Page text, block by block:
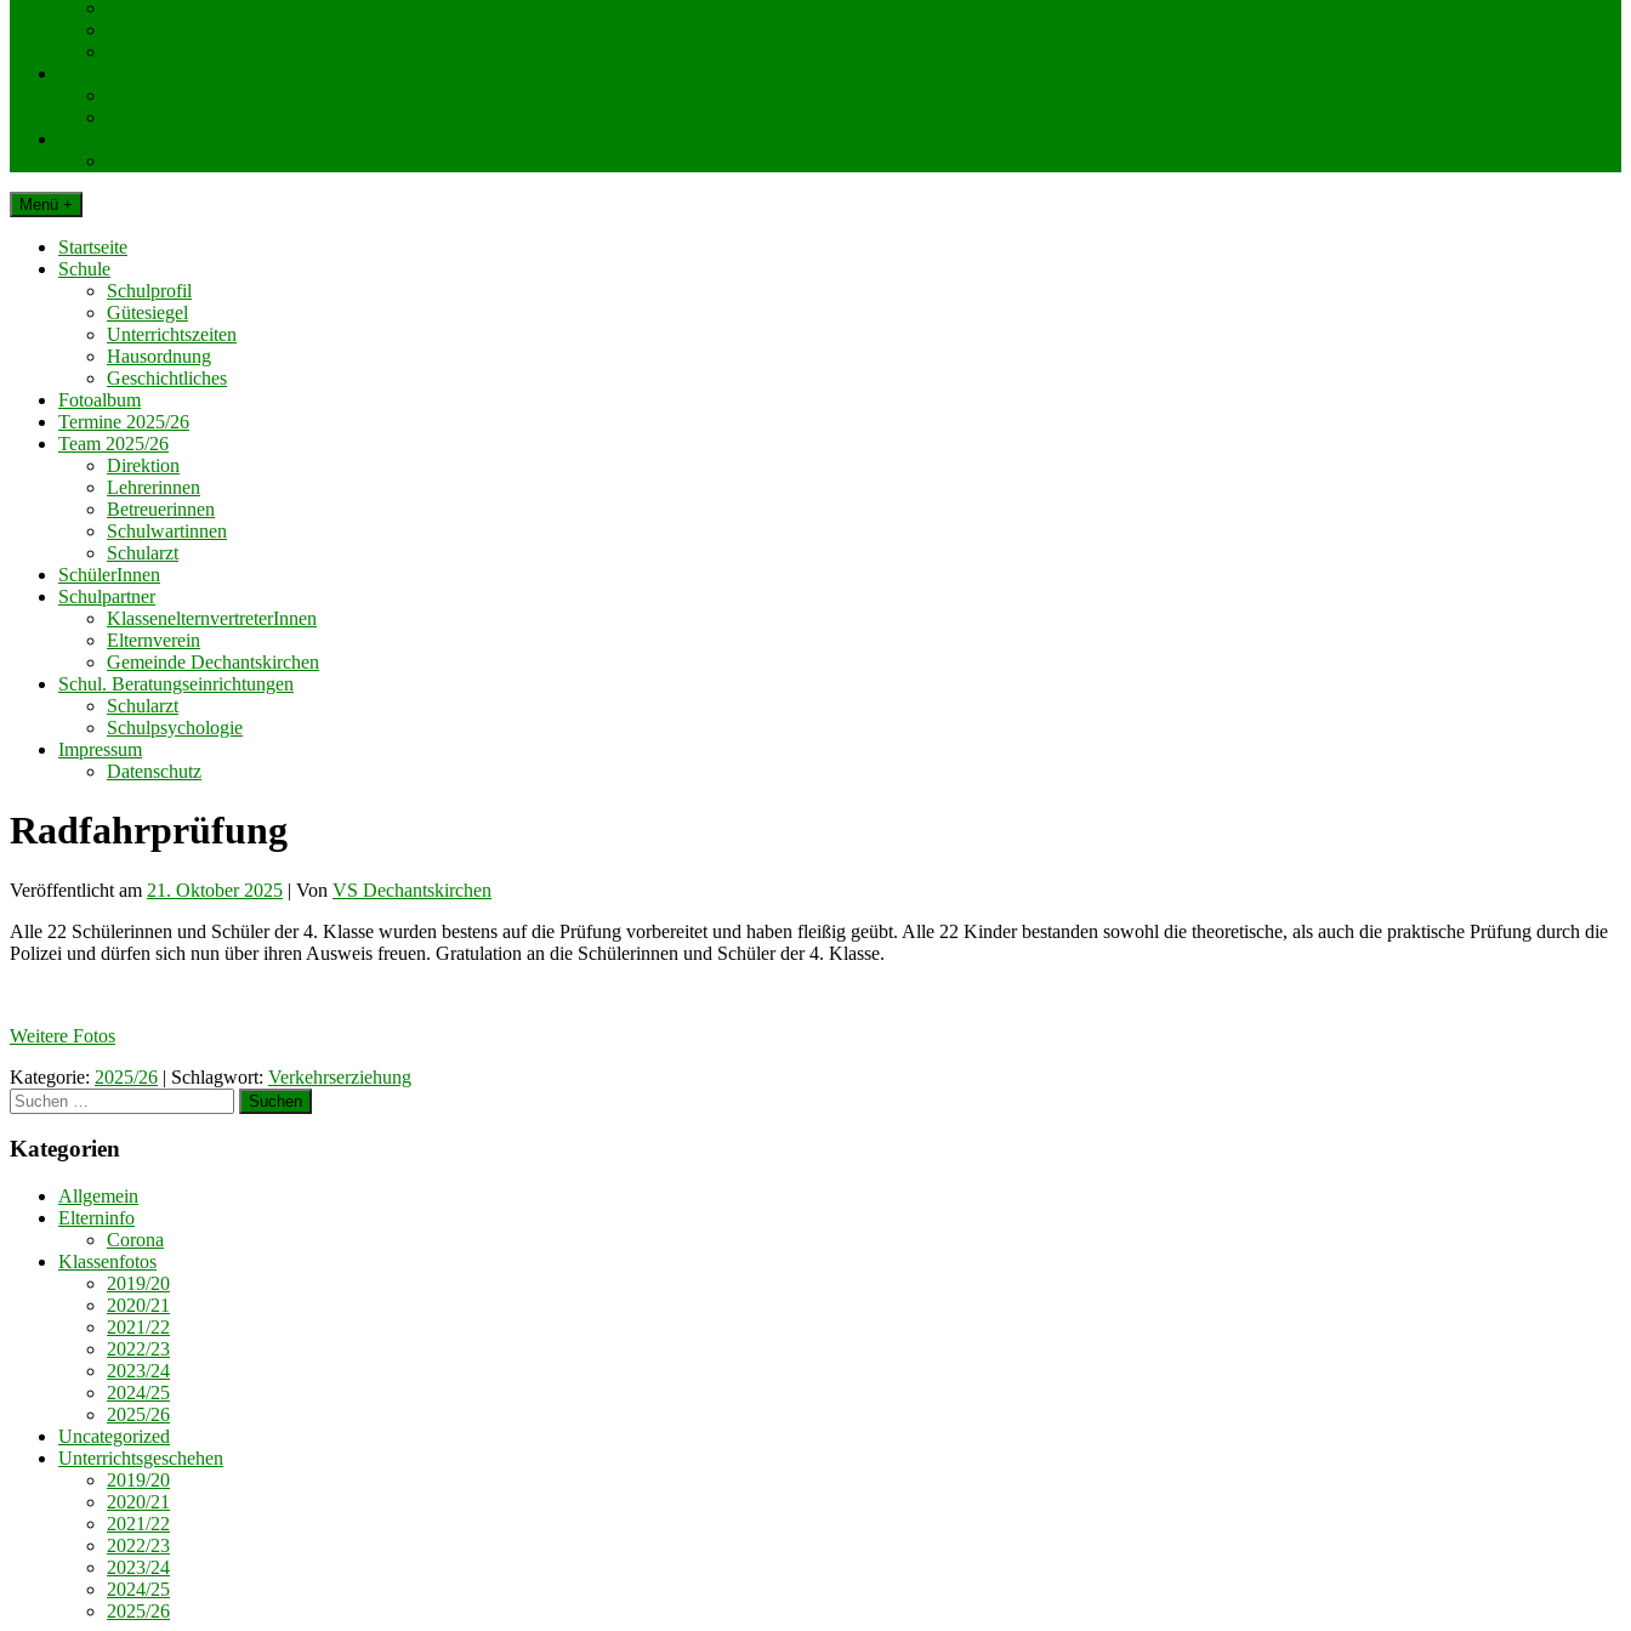
Menü +
Startseite
Schule
Schulprofil
Gütesiegel
Unterrichtszeiten
Hausordnung
Geschichtliches
Fotoalbum
Termine 2025/26
Team 2025/26
Direktion
Lehrerinnen
Betreuerinnen
Schulwartinnen
Schularzt
SchülerInnen
Schulpartner
KlassenelternvertreterInnen
Elternverein
Gemeinde Dechantskirchen
Schul. Beratungseinrichtungen
Schularzt
Schulpsychologie
Impressum
Datenschutz
Radfahrprüfung
Veröffentlicht am 21. Oktober 2025 | Von VS Dechantskirchen
Alle 22 Schülerinnen und Schüler der 4. Klasse wurden bestens auf die Prüfung vorbereitet und haben fleißig geübt. Alle 22 Kinder bestanden sowohl die theoretische, als auch die praktische Prüfung durch die
Polizei und dürfen sich nun über ihren Ausweis freuen. Gratulation an die Schülerinnen und Schüler der 4. Klasse.
Weitere Fotos
Kategorie: 2025/26 | Schlagwort: Verkehrserziehung
Suchen
nach:
Kategorien
Allgemein
Elterninfo
Corona
Klassenfotos
2019/20
2020/21
2021/22
2022/23
2023/24
2024/25
2025/26
Uncategorized
Unterrichtsgeschehen
2019/20
2020/21
2021/22
2022/23
2023/24
2024/25
2025/26